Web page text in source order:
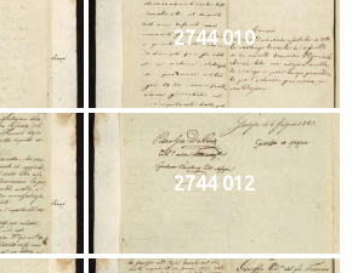
2744 010
2744 012